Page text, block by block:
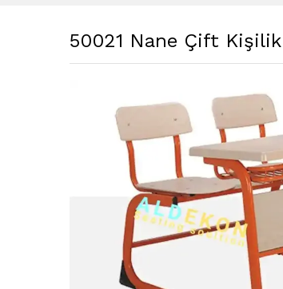
50021 Nane Çift Kişilik